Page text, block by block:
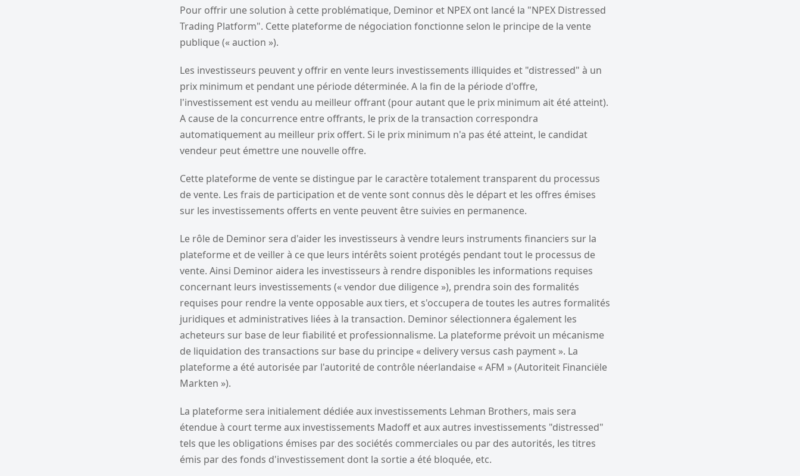
Pour offrir une solution à cette problématique, Deminor et NPEX ont lancé la "NPEX Distressed
Trading Platform". Cette plateforme de négociation fonctionne selon le principe de la vente
publique (« auction »).
Les investisseurs peuvent y offrir en vente leurs investissements illiquides et "distressed" à un
prix minimum et pendant une période déterminée. A la fin de la période d'offre,
l'investissement est vendu au meilleur offrant (pour autant que le prix minimum ait été atteint).
A cause de la concurrence entre offrants, le prix de la transaction correspondra
automatiquement au meilleur prix offert. Si le prix minimum n'a pas été atteint, le candidat
vendeur peut émettre une nouvelle offre.
Cette plateforme de vente se distingue par le caractère totalement transparent du processus
de vente. Les frais de participation et de vente sont connus dès le départ et les offres émises
sur les investissements offerts en vente peuvent être suivies en permanence.
Le rôle de Deminor sera d'aider les investisseurs à vendre leurs instruments financiers sur la
plateforme et de veiller à ce que leurs intérêts soient protégés pendant tout le processus de
vente. Ainsi Deminor aidera les investisseurs à rendre disponibles les informations requises
concernant leurs investissements (« vendor due diligence »), prendra soin des formalités
requises pour rendre la vente opposable aux tiers, et s'occupera de toutes les autres formalités
juridiques et administratives liées à la transaction. Deminor sélectionnera également les
acheteurs sur base de leur fiabilité et professionnalisme. La plateforme prévoit un mécanisme
de liquidation des transactions sur base du principe « delivery versus cash payment ». La
plateforme a été autorisée par l'autorité de contrôle néerlandaise « AFM » (Autoriteit Financiële
Markten »).
La plateforme sera initialement dédiée aux investissements Lehman Brothers, mais sera
étendue à court terme aux investissements Madoff et aux autres investissements "distressed"
tels que les obligations émises par des sociétés commerciales ou par des autorités, les titres
émis par des fonds d'investissement dont la sortie a été bloquée, etc.